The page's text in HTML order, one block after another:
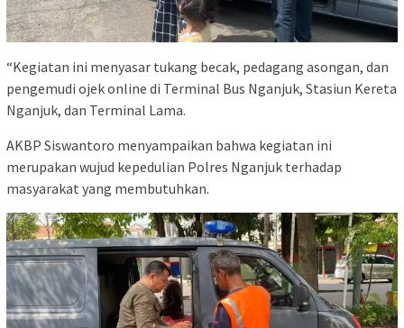
“Kegiatan ini menyasar tukang becak, pedagang asongan, dan
pengemudi ojek online di Terminal Bus Nganjuk, Stasiun Kereta
Nganjuk, dan Terminal Lama.
AKBP Siswantoro menyampaikan bahwa kegiatan ini
merupakan wujud kepedulian Polres Nganjuk terhadap
masyarakat yang membutuhkan.